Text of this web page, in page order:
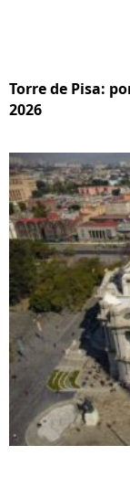
Torre de Pisa:
2026